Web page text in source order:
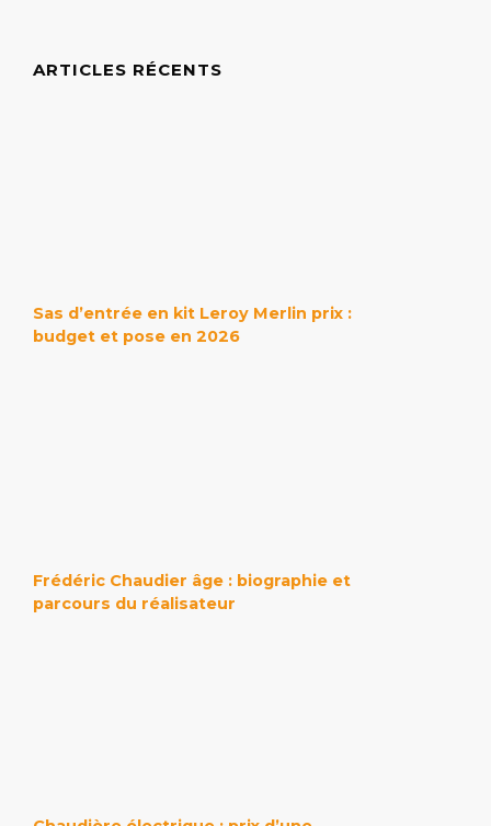
ARTICLES RÉCENTS
Sas d’entrée en kit Leroy Merlin prix :
budget et pose en 2026
Frédéric Chaudier âge : biographie et
parcours du réalisateur